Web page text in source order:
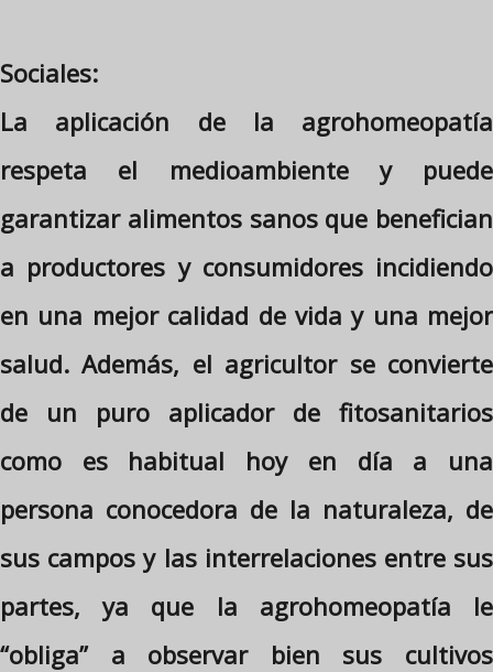
Sociales:
La aplicación de la agrohomeopatía
respeta el medioambiente y puede
garantizar alimentos sanos que benefician
a productores y consumidores incidiendo
en una mejor calidad de vida y una mejor
salud. Además, el agricultor se convierte
de un puro aplicador de fitosanitarios
como es habitual hoy en día a una
persona conocedora de la naturaleza, de
sus campos y las interrelaciones entre sus
partes, ya que la agrohomeopatía le
“obliga” a observar bien sus cultivos